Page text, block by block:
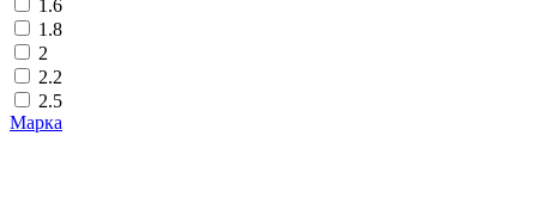
1.6
1.8
2
2.2
2.5
Марка